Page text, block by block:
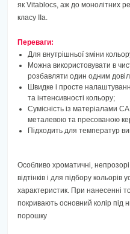
як Vitablocs, аж до монолітних
класу IIa.
Переваги:
Для внутрішньої зміни
Можна використовувати в
розбавляти один одним
Швидке і просте
та інтенсивності кольору;
Сумісність із матеріалами
металевою та пресованою
Підходить для температур
Особливо хроматичні,
відтінків і для підбору кольорів
характеристик. При нанесенні
покривають основний колір під
порошку